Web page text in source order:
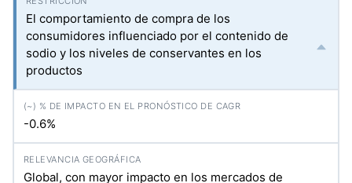
El comportamiento de compra de los
consumidores influenciado por el contenido de
sodio y los niveles de conservantes en los
productos
-0.6%
Global, con mayor impacto en los mercados de